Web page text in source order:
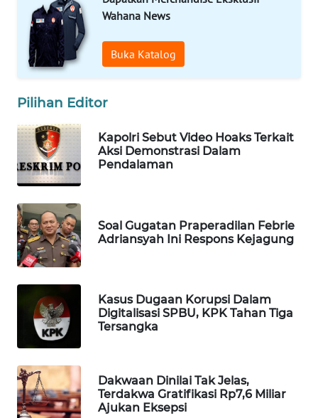
Wahana News
Buka Katalog
Pilihan Editor
Kapolri Sebut Video Hoaks Terkait
Aksi Demonstrasi Dalam
Pendalaman
Soal Gugatan Praperadilan Febrie
Adriansyah Ini Respons Kejagung
Kasus Dugaan Korupsi Dalam
Digitalisasi SPBU, KPK Tahan Tiga
Tersangka
Dakwaan Dinilai Tak Jelas,
Terdakwa Gratifikasi Rp7,6 Miliar
Ajukan Eksepsi
Wahana
Media
Group
WAHANA
WAHANA
TANI
WAHANA
WAHANA
INFRASTRUKTUR
WAHANA
KONSUMEN
WAHANA
WAHANA
TRAVEL